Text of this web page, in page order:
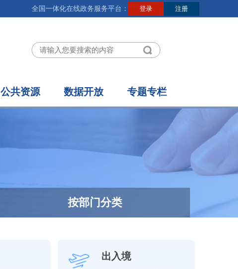
全国一体化在线政务服务平台：
公共资源 数据开放 专题专栏
按部门分类
出入境